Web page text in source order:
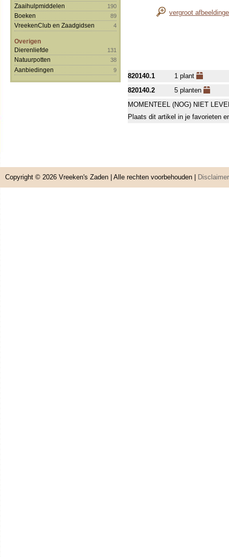
Zaaihulpmiddelen 190
Boeken 89
VreekenClub en Zaadgidsen 4
Overigen
Dierenliefde
131
Natuurpotten 38
Aanbiedingen 9
vergroot
820140.1
1 plant
820140.2
5 planten
MOMENTEEL (NOG) NIET
Plaats dit artikel in je favorieten
Copyright © 2026 Vreeken's Zaden | Alle rechten voorbehouden | Disclaimer